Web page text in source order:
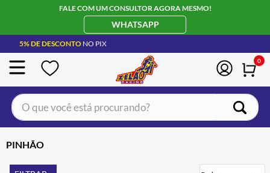
FALE COM UM CONSULTOR AGORA MESMO!
WHATSAPP
5% DE DESCONTO NO PIX
0
O que você está procurando?
PINHÃO
1º